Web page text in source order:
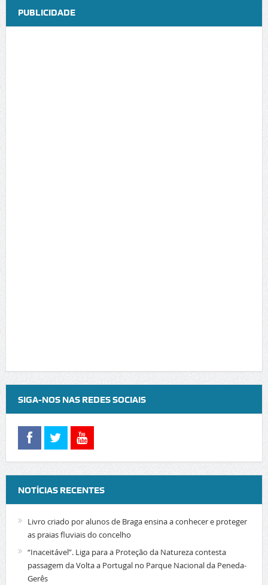
PUBLICIDADE
SIGA-NOS NAS REDES SOCIAIS
NOTÍCIAS RECENTES
Livro criado por alunos de Braga ensina a conhecer e proteger
as praias fluviais do concelho
“Inaceitável”. Liga para a Proteção da Natureza contesta
passagem da Volta a Portugal no Parque Nacional da Peneda-
Gerês